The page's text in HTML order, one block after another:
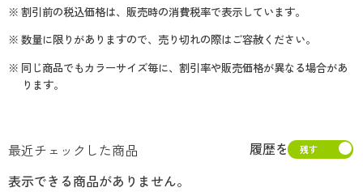
※ 割引前の税込価格は、販売時の消費税率で表示しています。
※ 数量に限りがありますので、売り切れの際はご容赦ください。
※ 同じ商品でもカラーサイズ毎に、割引率や販売価格が異なる場合があ
ります。
最近チェックした商品
履歴を
表示できる商品がありません。